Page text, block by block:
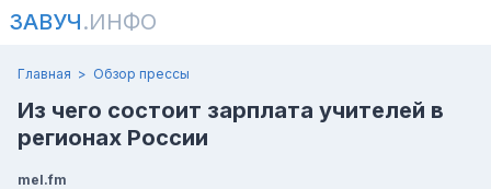
ЗАВУЧ.ИНФО
Главная Обзор прессы
Из чего состоит зарплата учителей в
регионах России
mel.fm